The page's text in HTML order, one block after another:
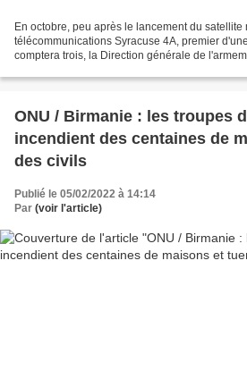
En octobre, peu après le lancement du satellite
télécommunications Syracuse 4A, premier
comptera trois, la Direction générale de
ONU / Birmanie : les troupes
incendient des centaines de
des civils
Publié le 05/02/2022 à 14:14
Par (voir l'article)